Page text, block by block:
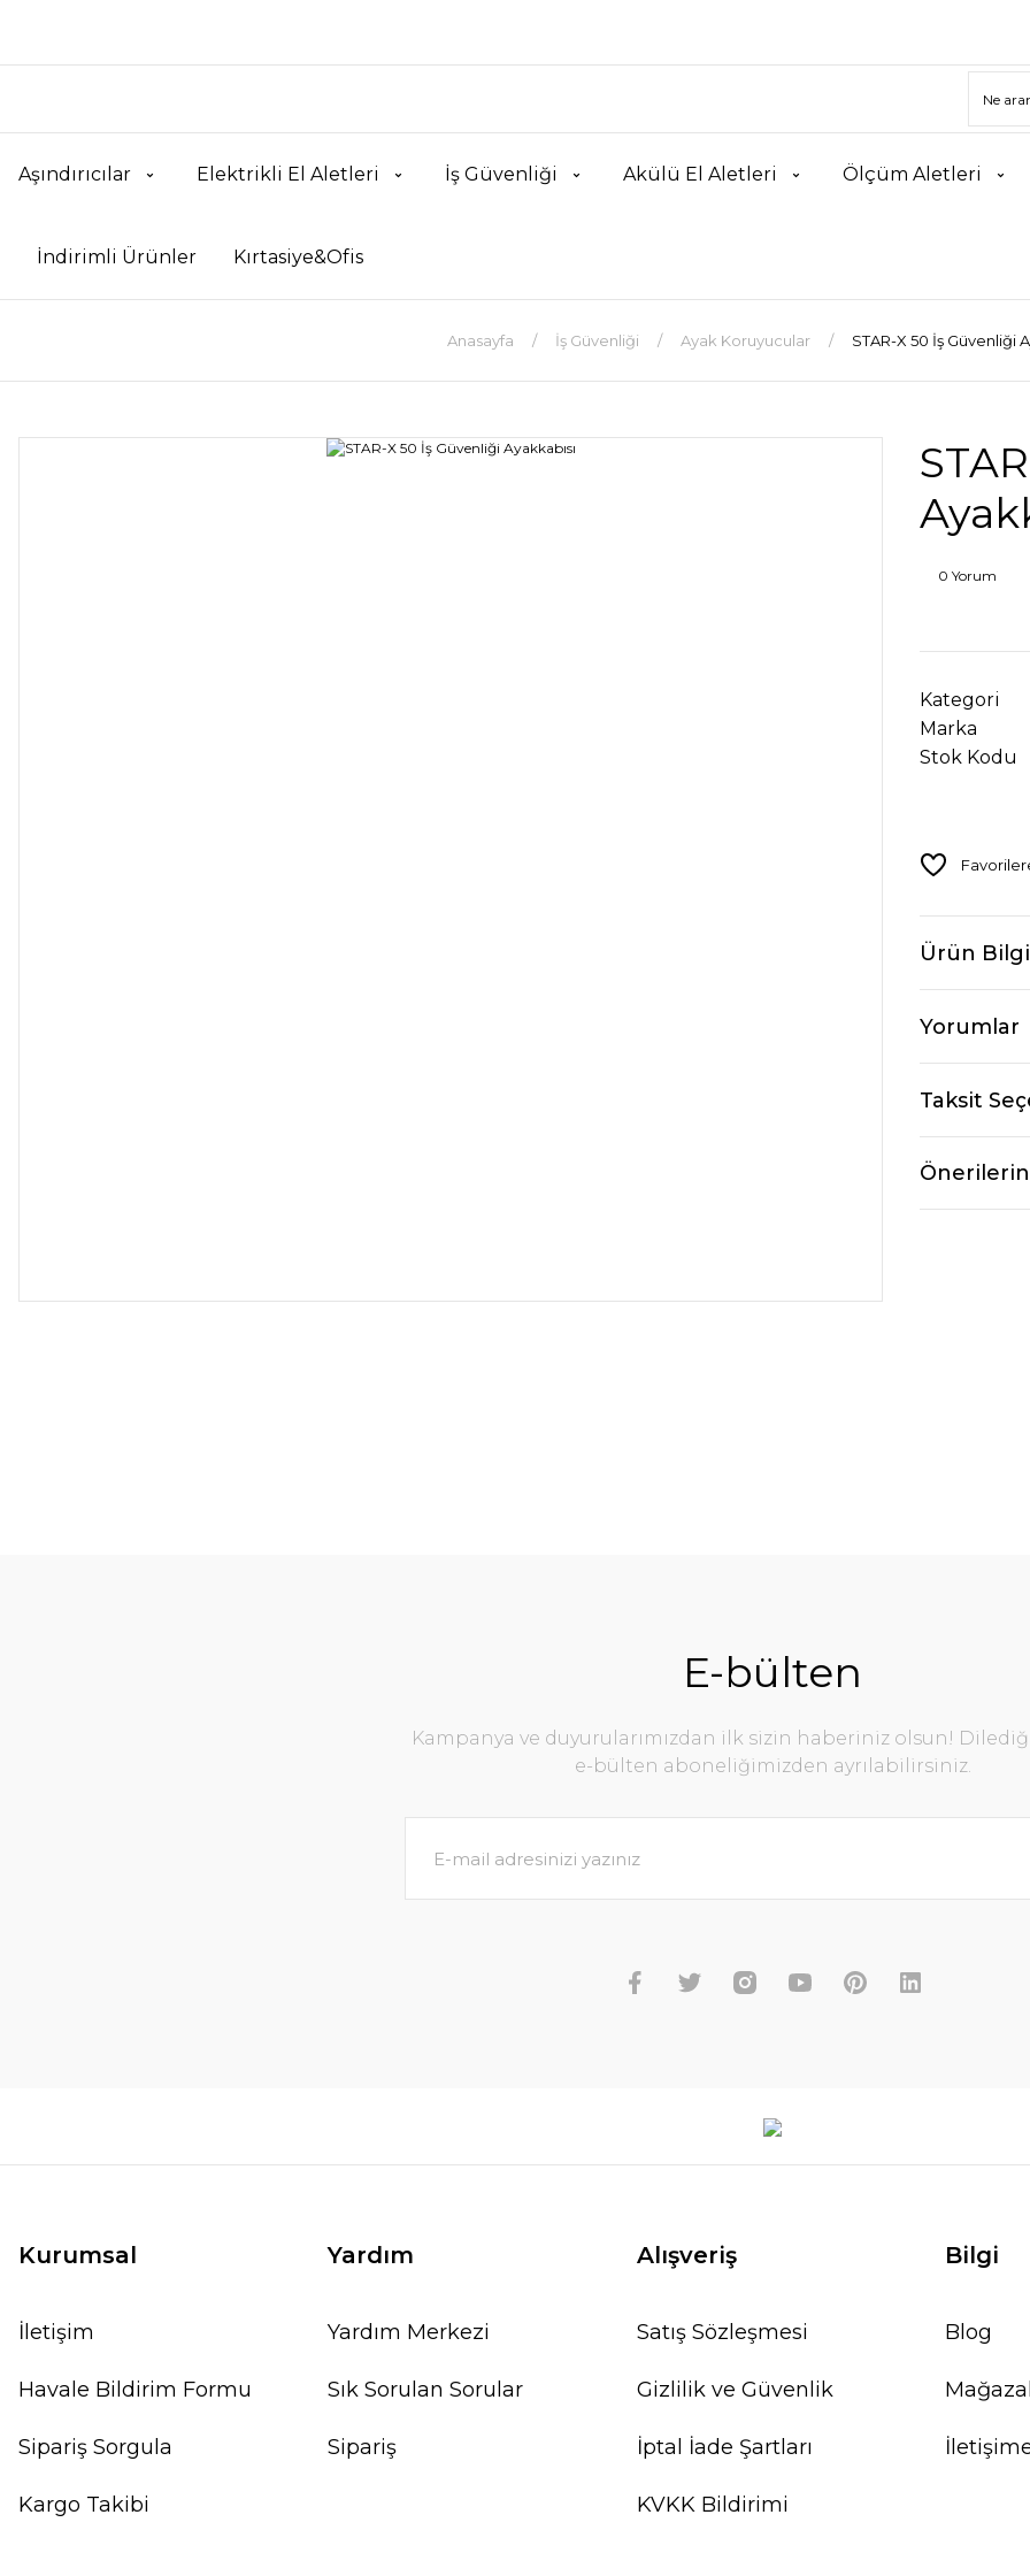
Aşındırıcılar Elektrikli El Aletleri İş Güvenliği Akülü El Aletleri Ölçüm Aletleri
İndirimli Ürünler Kırtasiye&Ofis
Anasayfa İş Güvenliği Ayak Koruyucular STAR-X 50 İş Güvenliği
0 Yorum
Kategori
Marka
Stok Kodu
Ürün
Yorumlar
Taksit
E-bülten
Kampanya ve duyurularımızdan ilk sizin haberiniz olsun!
e-bülten aboneliğimizden ayrılabilirsiniz.
Kurumsal
İletişim
Havale Bildirim Formu
Sipariş Sorgula
Kargo Takibi
Yardım
Yardım Merkezi
Sık Sorulan Sorular
Sipariş
Alışveriş
Satış Sözleşmesi
Gizlilik ve Güvenlik
İptal İade Şartları
KVKK Bildirimi
Bilgi
Blog